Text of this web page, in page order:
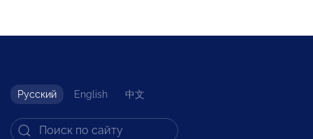
Русский English 中文